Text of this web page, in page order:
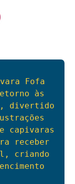
Fofa
às
divertido
capivaras
receber
criando